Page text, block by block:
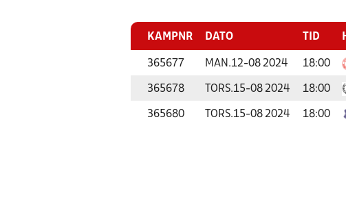
KAMPNR DATO TID
365677 MAN.12-08 2024 18:00
365678 TORS.15-08 2024 18:00
365680 TORS.15-08 2024 18:00